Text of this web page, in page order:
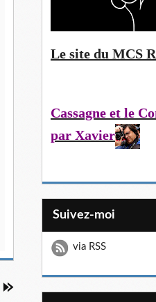
Le site du MCS
Cassagne et le
par Xavier
Suivez-moi
via RSS